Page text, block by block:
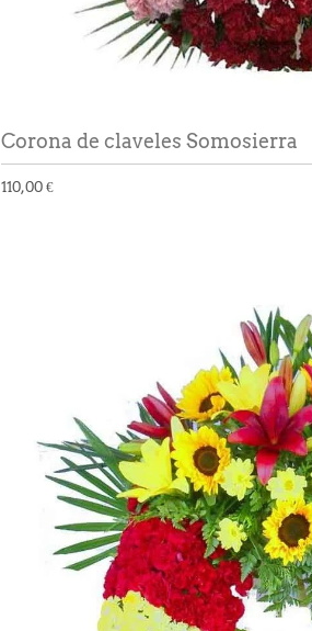
Corona de claveles Somosierra
110,00 €